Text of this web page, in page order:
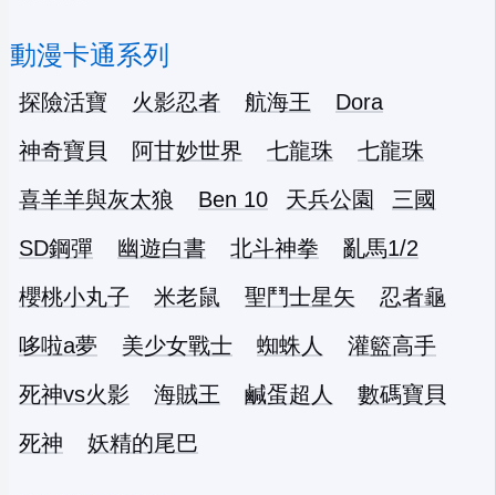
動漫卡通系列
探險活寶 火影忍者 航海王
Dora
神奇寶貝
阿甘妙世界 七龍珠
七龍珠
喜羊羊與灰太狼
Ben 10 天兵公園
三國
SD鋼彈
幽遊白書 北斗神拳
亂馬1/2
櫻桃小丸子
米老鼠 聖鬥士星矢
忍者龜
哆啦a夢
美少女戰士 蜘蛛人
灌籃高手
死神vs火影
海賊王 鹹蛋超人
數碼寶貝
死神
妖精的尾巴